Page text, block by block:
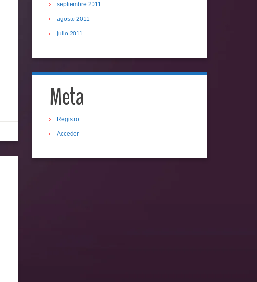
septiembre 2011
agosto 2011
julio 2011
Meta
Registro
Acceder